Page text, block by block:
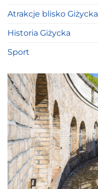
Atrakcje blisko Giżycka
Historia Giżycka
Sport